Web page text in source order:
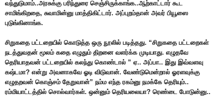
வந்துடுமாம்..அரசுக்கு பரிந்துரை செஞ்சிருக்காங்க..ஆற்காட்டார் கூட
சாமிங்கிறதை, சுவாமின்னு மாத்திகிட்டார். அப்புறம்தான் அவர் பியூஸை
புடுங்கினாங்க.
சிறுகதை பட்டறையில் கொடுத்த ஒரு நூலில் படித்தது. “சிறுகதை பட்டறைகள்
நடத்துவதன் மூலம் கதை எழுதும் திறனை வளர்க்க முடியாது. எழுதவே
தெரியாதவன் பட்டறையில் கலந்து கொண்டால் ” ஏ.. அப்பா.. இது இவ்வளவு
கஷ்டமா? என்று அவனாகவே ஓடி விடுவான். வேண்டுமென்றால் ஓரளவுக்கு
எழுதறவன் கொஞ்சம் தேறுவான்” நம்ம எந்த ரகம்னு நமக்கே தெரியும்..
ரம்மியாட்டத்தில் சொல்வார்கள். ஒன்னும் தெரியலையா? ரெண்டை போடுன்னு..